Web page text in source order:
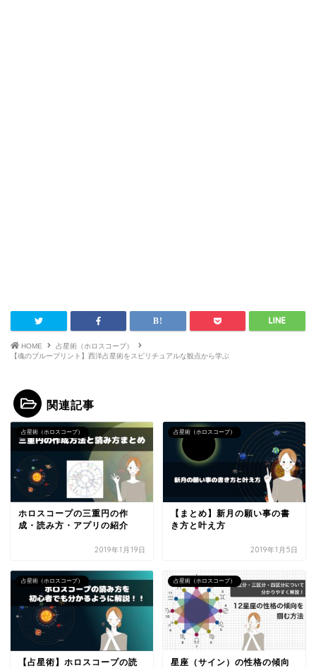
HOME
占星術（ホロスコープ）
【魂のブループリント】西洋占星術をスピリチュアルな観点から学ぶ
関連記事
占星術（ホロスコープ）
ホロスコープの三重円の作
成・読み方・アプリの紹介
2019年1月19日
占星術（ホロスコープ）
【まとめ】新月の願い事の書
き方と叶え方
2019年1月5日
占星術（ホロスコープ）
【占星術】ホロスコープの読
占星術（ホロスコープ）
星座（サイン）の性格の傾向